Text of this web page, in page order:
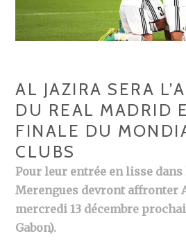
AL JAZIRA SERA
DU REAL MADRID
FINALE DU
CLUBS
Pour leur entrée en lisse
Merengues devront affronter
mercredi 13 décembre
Gabon).